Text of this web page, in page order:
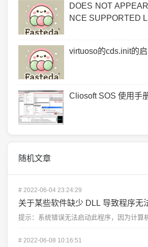
DOES NOT
NCE SUPPORTED
virtuoso的cds.init的启
Cliosoft SOS 使用手
随机文章
# 2022-06-04 23:24:29
关于某些软件缺少 DLL 导致程序无
# 2022-06-08 10:16:51